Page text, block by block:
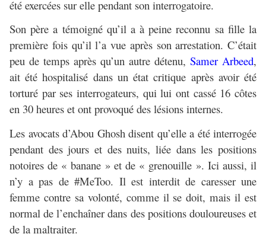
été exercées sur elle pendant son interrogatoire.
Son père a témoigné qu’il a à peine reconnu sa fille la
première fois qu’il l’a vue après son arrestation. C’était
peu de temps après qu’un autre détenu, Samer Arbeed,
ait été hospitalisé dans un état critique après avoir été
torturé par ses interrogateurs, qui lui ont cassé 16 côtes
en 30 heures et ont provoqué des lésions internes.
Les avocats d’Abou Ghosh disent qu’elle a été interrogée
pendant des jours et des nuits, liée dans les positions
notoires de « banane » et de « grenouille ». Ici aussi, il
n’y a pas de #MeToo. Il est interdit de caresser une
femme contre sa volonté, comme il se doit, mais il est
normal de l’enchaîner dans des positions douloureuses et
de la maltraiter.